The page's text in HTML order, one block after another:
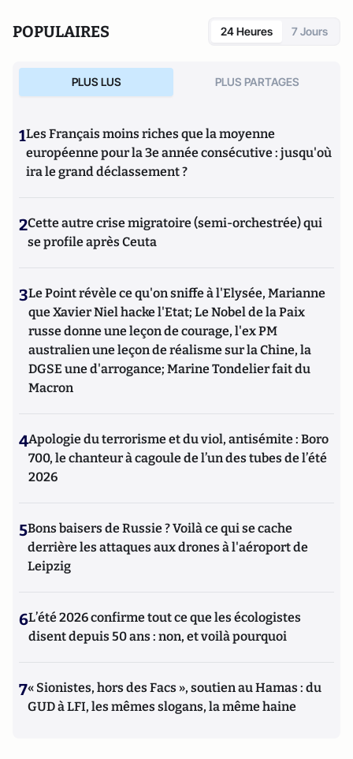
POPULAIRES 24 Heures 7 Jours
PLUS LUS PLUS PARTAGES
1Les Français moins riches que la moyenne
européenne pour la 3e année consécutive : jusqu'où
ira le grand déclassement ?
2Cette autre crise migratoire (semi-orchestrée) qui
se profile après Ceuta
3Le Point révèle ce qu'on sniffe à l'Elysée, Marianne
que Xavier Niel hacke l'Etat; Le Nobel de la Paix
russe donne une leçon de courage, l'ex PM
australien une leçon de réalisme sur la Chine, la
DGSE une d'arrogance; Marine Tondelier fait du
Macron
4Apologie du terrorisme et du viol, antisémite : Boro
700, le chanteur à cagoule de l’un des tubes de l’été
2026
5Bons baisers de Russie ? Voilà ce qui se cache
derrière les attaques aux drones à l'aéroport de
Leipzig
6L’été 2026 confirme tout ce que les écologistes
disent depuis 50 ans : non, et voilà pourquoi
7« Sionistes, hors des Facs », soutien au Hamas : du
GUD à LFI, les mêmes slogans, la même haine